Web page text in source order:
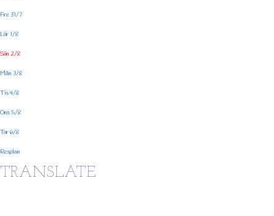
Fre 31/7
Lör 1/8
Sön 2/8
Mån 3/8
Tis 4/8
Ons 5/8
Tor 6/8
Resplan
TRANSLATE